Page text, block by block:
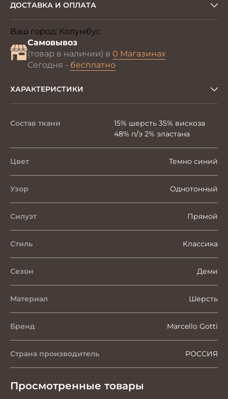
ДОСТАВКА И ОПЛАТА
Ваш город: Колумбус
Самовывоз
(товар в наличии) в 0 Магазинах
Сегодня - бесплатно
ХАРАКТЕРИСТИКИ
Состав ткани
15% шерсть 35% вискоза
48% п/э 2% эластана
Цвет Темно синий
Узор Однотонный
Силуэт Прямой
Стиль Классика
Сезон Деми
Материал Шерсть
Бренд Marcello Gotti
Страна производитель РОССИЯ
Просмотренные товары